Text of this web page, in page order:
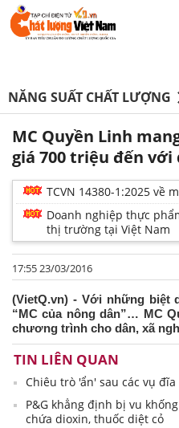
NĂNG SUẤT CHẤT LƯỢNG
MC Quyền Linh
giá 700 triệu đến với
TCVN 14380-1:2025 về
Doanh nghiệp thực
thị trường tại Việt Nam
17:55 23/03/2016
(VietQ.vn) - Với những biệt
“MC của nông dân”… MC
chương trình cho dân, xã
TIN LIÊN QUAN
Chiêu trò 'ẩn' sau các vụ
P&G khẳng định bị vu
chứa dioxin, thuốc diệt cỏ